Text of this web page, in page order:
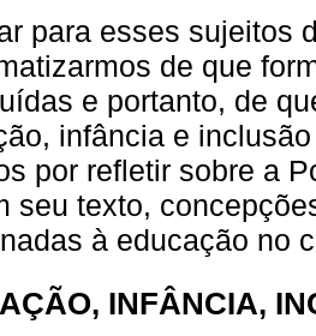
para esses sujeitos
de que
e portanto, de
infância e
por refletir sobre a
seu texto,
à educação no
INFÂNCIA,